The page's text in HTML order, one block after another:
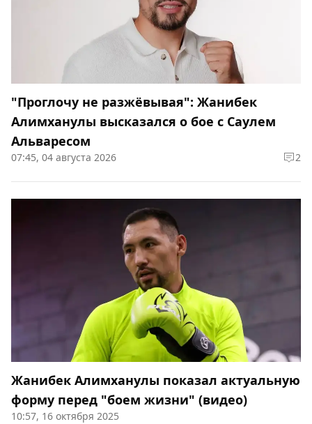
"Проглочу не разжёвывая": Жанибек
Алимханулы высказался о бое с Саулем
Альваресом
07:45, 04 августа 2026 2
Жанибек Алимханулы показал актуальную
форму перед "боем жизни" (видео)
10:57, 16 октября 2025